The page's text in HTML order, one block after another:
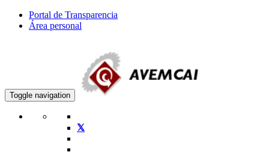
Portal de Transparencia
Área personal
Toggle navigation